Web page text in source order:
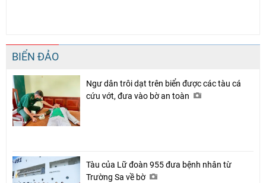
BIỂN ĐẢO
Ngư dân trôi dạt trên biển được các tàu cá
cứu vớt, đưa vào bờ an toàn
Tàu của Lữ đoàn 955 đưa bệnh nhân từ
Trường Sa về bờ